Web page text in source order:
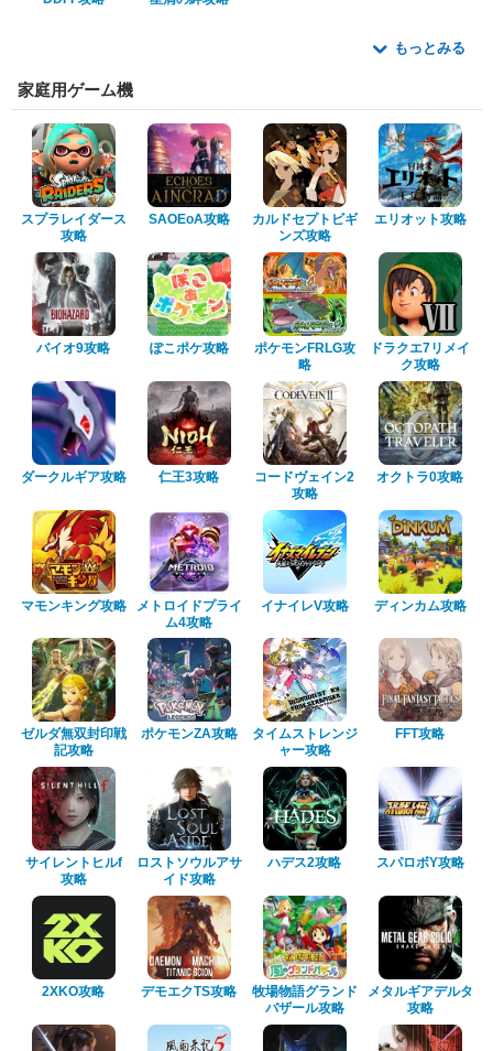
もっとみる
家庭用ゲーム機
スプラレイダース
攻略
SAOEoA攻略
カルドセプトビギ
ンズ攻略
エリオット攻略
バイオ9攻略 ぽこポケ攻略
ポケモンFRLG攻
略
ドラクエ7リメイ
ク攻略
ダークルギア攻略 仁王3攻略
コードヴェイン2
攻略
オクトラ0攻略
マモンキング攻略
メトロイドプライ
ム4攻略
イナイレV攻略 ディンカム攻略
ゼルダ無双封印戦
記攻略
ポケモンZA攻略
タイムストレンジ
ャー攻略
FFT攻略
サイレントヒルf
攻略
ロストソウルアサ
イド攻略
ハデス2攻略 スパロボY攻略
2XKO攻略 デモエクTS攻略
牧場物語グランド
バザール攻略
メタルギアデルタ
攻略